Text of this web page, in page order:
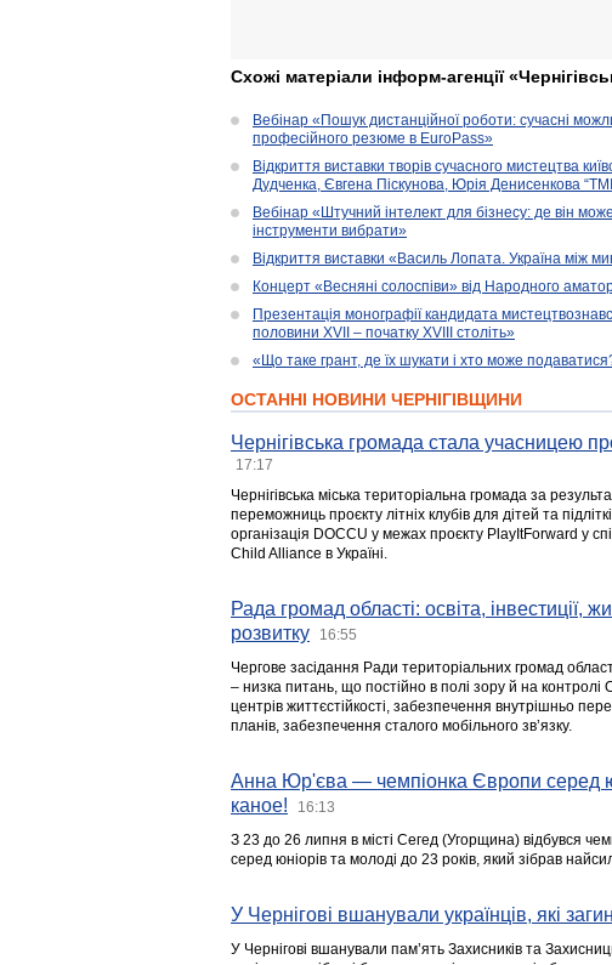
Схожі матеріали інформ-агенції
Вебінар «Пошук дистанційної роботи: сучасні
професійного резюме в EuroPass»
Відкриття виставки творів сучасного мистецтва
Дудченка, Євгена Піскунова, Юрія Денисенкова
Вебінар «Штучний інтелект для бізнесу: де він
інструменти вибрати»
Відкриття виставки «Василь Лопата. Україна між
Концерт «Весняні солоспіви» від Народного
Презентація монографії кандидата
половини XVII – початку XVIII століть»
«Що таке грант, де їх шукати і хто може
ОСТАННІ НОВИНИ ЧЕРНІГІВЩИНИ
Чернігівська громада стала учасницею
17:17
Чернігівська міська територіальна громада за
переможниць проєкту літніх клубів для дітей та
організація DOCCU у межах проєкту PlayItForward у
Child Alliance в Україні.
Рада громад області: освіта,
розвитку
16:55
Чергове засідання Ради територіальних громад
– низка питань, що постійно в полі зору й на
центрів життєстійкості, забезпечення внутрішньо
планів, забезпечення сталого мобільного зв’язку.
Анна Юр'єва — чемпіонка Європи серед
каное!
16:13
З 23 до 26 липня в місті Сегед (Угорщина) відбувся
серед юніорів та молоді до 23 років, який зібрав
У Чернігові вшанували українців, які
У Чернігові вшанували пам’ять Захисників та